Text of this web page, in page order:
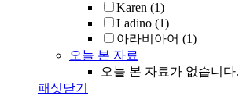
Karen (1)
Ladino (1)
아라비아어 (1)
오늘 본 자료
오늘 본 자료가 없습니다.
패싯닫기